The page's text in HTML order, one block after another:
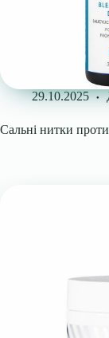
29.10.2025
Сальні нитки